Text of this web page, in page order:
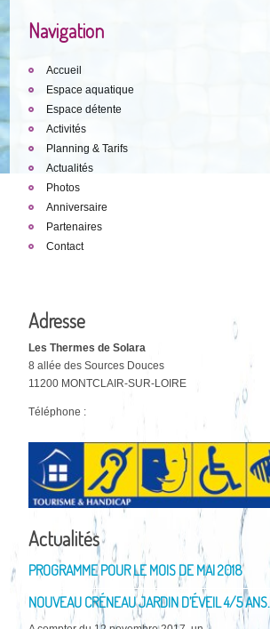
Navigation
Accueil
Espace aquatique
Espace détente
Activités
Planning & Tarifs
Actualités
Photos
Anniversaire
Partenaires
Contact
Adresse
Les Thermes de Solara
8 allée des Sources Douces
11200 MONTCLAIR-SUR-LOIRE
Téléphone :
Actualités
PROGRAMME POUR LE MOIS DE MAI 2018
NOUVEAU CRÉNEAU JARDIN D’ÉVEIL 4/5 ANS.